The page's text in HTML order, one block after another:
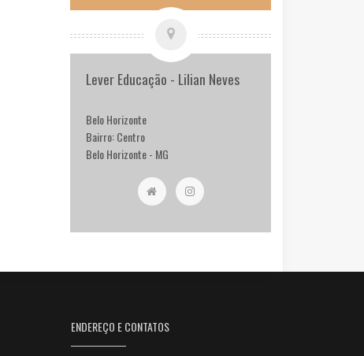
Lever Educação - Lilian Neves
Belo Horizonte
Bairro: Centro
Belo Horizonte - MG
ENDEREÇO E CONTATOS